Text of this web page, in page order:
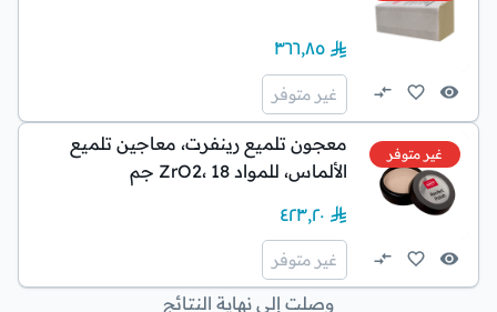
٣٦٦٫٨٥
غير متوفر
غير متوفر
معجون تلميع رينفرت، معاجين تلميع
الألماس، للمواد ZrO2، 18 جم
٤٢٣٫٢٠
غير متوفر
وصلت إلى نهاية النتائج